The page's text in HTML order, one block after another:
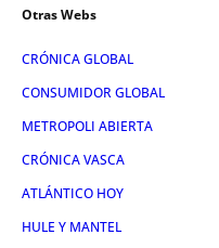
Otras Webs
CRÓNICA GLOBAL
CONSUMIDOR GLOBAL
METROPOLI ABIERTA
CRÓNICA VASCA
ATLÁNTICO HOY
HULE Y MANTEL